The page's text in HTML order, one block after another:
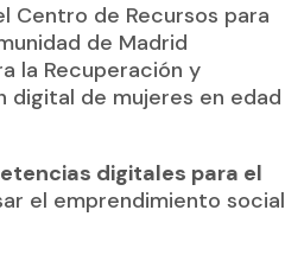
Centro de Recursos para
de Madrid
la Recuperación y
digital de mujeres en edad
digitales para el
el emprendimiento social